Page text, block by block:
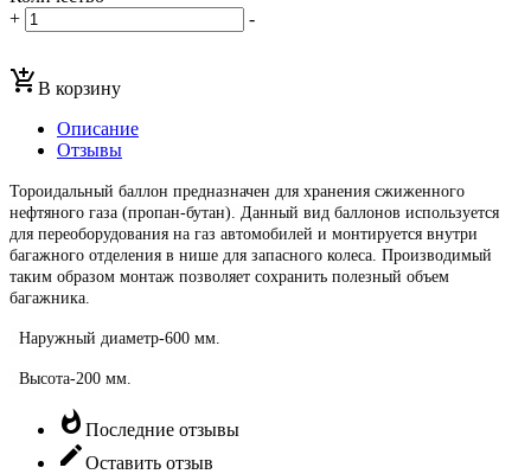
+
-
add_shopping_cartВ корзину
Описание
Отзывы
Тороидальный баллон предназначен для хранения сжиженного
нефтяного газа (пропан-бутан). Данный вид баллонов используется
для переоборудования на газ автомобилей и монтируется внутри
багажного отделения в нише для запасного колеса. Производимый
таким образом монтаж позволяет сохранить полезный объем
багажника.
Наружный диаметр-600 мм.
Высота-200 мм.
whatshot Последние отзывы
editОставить отзыв